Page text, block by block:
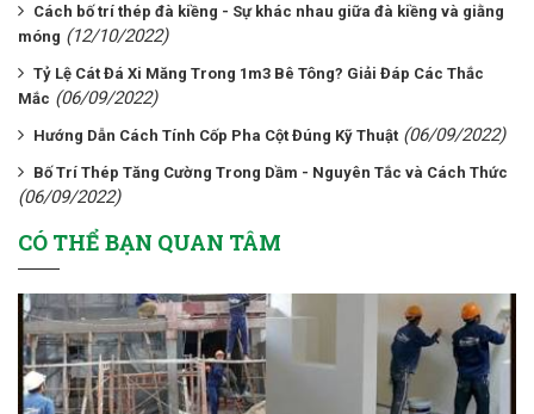
Cách bố trí thép đà kiềng - Sự khác nhau giữa đà kiềng và giằng
móng (12/10/2022)
Tỷ Lệ Cát Đá Xi Măng Trong 1m3 Bê Tông? Giải Đáp Các Thắc
Mắc (06/09/2022)
Hướng Dẫn Cách Tính Cốp Pha Cột Đúng Kỹ Thuật (06/09/2022)
Bố Trí Thép Tăng Cường Trong Dầm - Nguyên Tắc và Cách Thức
(06/09/2022)
CÓ THỂ BẠN QUAN TÂM